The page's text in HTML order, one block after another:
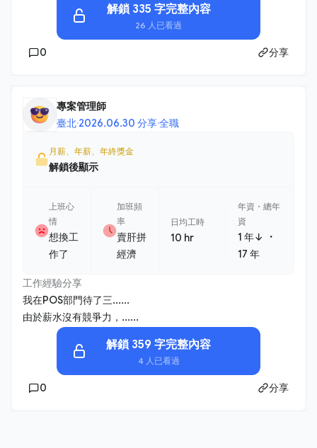
解鎖 335 字完整內容
26 人已看過
0 分享
專案管理師
臺北·2026.06.30 分享·全職
月薪、年薪、年終獎金
解鎖後顯示
上班心
情
想換工
作了
加班頻
率
賣肝拼
經濟
日均工時
10 hr
年資・總年
資
1 年↓ ・
17 年
工作經驗分享
我在POS部門待了三......
由於薪水沒有競爭力，......
解鎖 359 字完整內容
4 人已看過
0 分享